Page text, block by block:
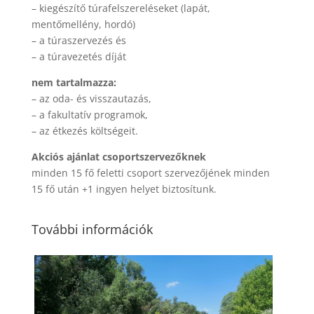
– kiegészítő túrafelszereléseket (lapát,
mentőmellény, hordó)
– a túraszervezés és
– a túravezetés díját
nem tartalmazza:
– az oda- és visszautazás,
– a fakultatív programok,
– az étkezés költségeit.
Akciós ajánlat csoportszervezőknek
minden 15 fő feletti csoport szervezőjének minden
15 fő után +1 ingyen helyet biztosítunk.
További információk